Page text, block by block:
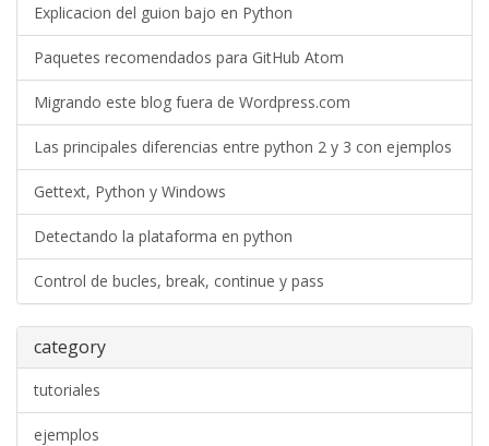
Explicacion del guion bajo en Python
Paquetes recomendados para GitHub Atom
Migrando este blog fuera de Wordpress.com
Las principales diferencias entre python 2 y 3 con ejemplos
Gettext, Python y Windows
Detectando la plataforma en python
Control de bucles, break, continue y pass
category
tutoriales
ejemplos